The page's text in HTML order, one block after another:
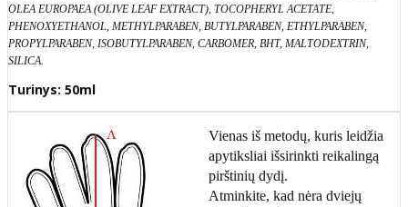
OLEA EUROPAEA (OLIVE LEAF EXTRACT), TOCOPHERYL ACETATE,
PHENOXYETHANOL, METHYLPARABEN, BUTYLPARABEN, ETHYLPARABEN,
PROPYLPARABEN, ISOBUTYLPARABEN, CARBOMER, BHT, MALTODEXTRIN,
SILICA.
Turinys: 50ml
Vienas iš metodų, kuris leidžia
apytiksliai išsirinkti reikalingą
pirštinių dydį.
Atminkite, kad nėra dviejų